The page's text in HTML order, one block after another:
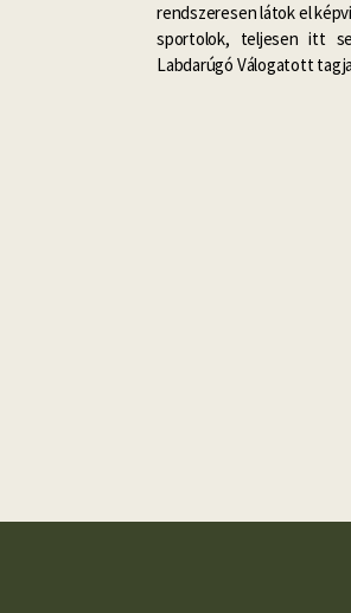
rendszeresen látok el
sportolok, teljesen itt
Labdarúgó Válogatott